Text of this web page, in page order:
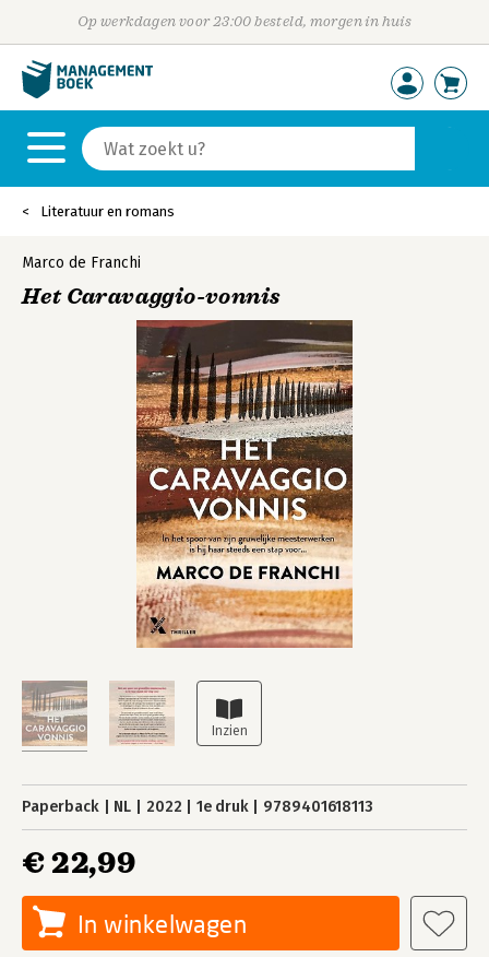
Op werkdagen voor 23:00 besteld, morgen in huis
Literatuur en romans
Marco de Franchi
Het Caravaggio-vonnis
Paperback NL 2022 1e druk 9789401618113
€ 22,99
In winkelwagen